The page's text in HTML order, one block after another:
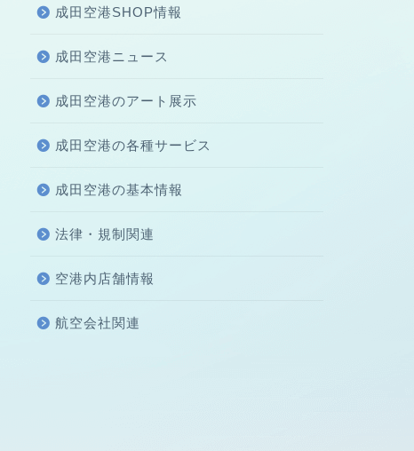
成田空港SHOP情報
成田空港ニュース
成田空港のアート展示
成田空港の各種サービス
成田空港の基本情報
法律・規制関連
空港内店舗情報
航空会社関連